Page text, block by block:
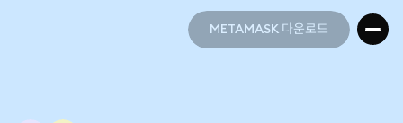
METAMASK 다운로드